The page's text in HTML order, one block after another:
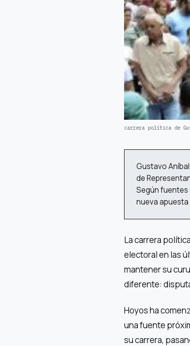
carrera política de
Gustavo
de
Según fuentes
nueva
La carrera
electoral en las
mantener su
diferente:
Hoyos ha
una fuente
su carrera,